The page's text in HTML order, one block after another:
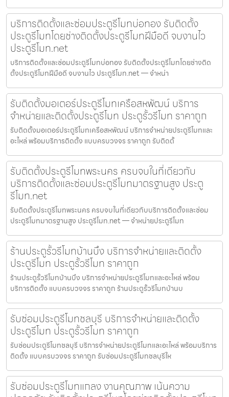
บริการติดตั้งและซ่อมประตูรีโมทบ่อทอง รับติดตั้ง
ประตูรีโมทโดยช่างติดตั้งประตูรีโมทฝีมือดี จบงานไว
ประตูรีโมท.net
บริการติดตั้งและซ่อมประตูรีโมทบ่อทอง รับติดตั้งประตูรีโมทโดยช่างติด
ตั้งประตูรีโมทฝีมือดี จบงานไว ประตูรีโมท.net — จำหน่า
รับติดตั้งมอเตอร์ประตูรีโมทเครือสหพัฒน์ บริการ
จำหน่ายและติดตั้งประตูรีโมท ประตูรั้วรีโมท ราคาถูก
รับติดตั้งมอเตอร์ประตูรีโมทเครือสหพัฒน์ บริการจำหน่ายประตูรีโมทและ
อะไหล่ พร้อมบริการติดตั้ง แบบครบวงจร ราคาถูก รับติดตั้
รับติดตั้งประตูรีโมทพระนคร ครบจบในที่เดียวกับ
บริการติดตั้งและซ่อมประตูรีโมทมาตรฐานสูง ประตู
รีโมท.net
รับติดตั้งประตูรีโมทพระนคร ครบจบในที่เดียวกับบริการติดตั้งและซ่อม
ประตูรีโมทมาตรฐานสูง ประตูรีโมท.net — จำหน่ายประตูรีโมท
ร้านประตูรั้วรีโมทบ้านบึง บริการจำหน่ายและติดตั้ง
ประตูรีโมท ประตูรั้วรีโมท ราคาถูก
ร้านประตูรั้วรีโมทบ้านบึง บริการจำหน่ายประตูรีโมทและอะไหล่ พร้อม
บริการติดตั้ง แบบครบวงจร ราคาถูก ร้านประตูรั้วรีโมทบ้านบ
รับซ่อมประตูรีโมทชลบุรี บริการจำหน่ายและติดตั้ง
ประตูรีโมท ประตูรั้วรีโมท ราคาถูก
รับซ่อมประตูรีโมทชลบุรี บริการจำหน่ายประตูรีโมทและอะไหล่ พร้อมบริการ
ติดตั้ง แบบครบวงจร ราคาถูก รับซ่อมประตูรีโมทชลบุรีให
รับซ่อมประตูรีโมทแกลง งานคุณภาพ เน้นความ